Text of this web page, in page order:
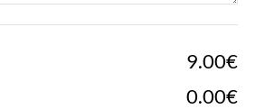
9.00€
0.00€